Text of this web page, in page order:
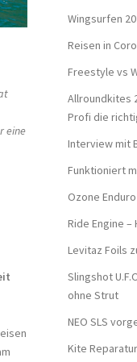
eine
Wingsurfen
Reisen in
Freestyle vs
Allroundkites
Profi die
Interview mit
Funktioniert
Ozone
Ride Engine –
Levitaz Foils
Slingshot
ohne Strut
NEO SLS
Kite